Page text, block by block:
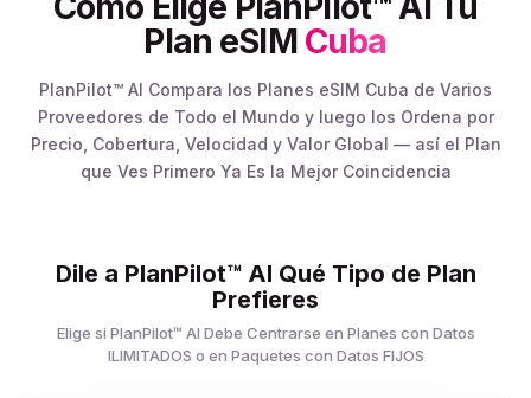
Plan eSIM Cuba
PlanPilot™ AI Compara los Planes eSIM Cuba de Varios
Proveedores de Todo el Mundo y luego los Ordena por
Precio, Cobertura, Velocidad y Valor Global — así el Plan
que Ves Primero Ya Es la Mejor Coincidencia
Dile a PlanPilot™ AI Qué Tipo de Plan
Prefieres
Elige si PlanPilot™ AI Debe Centrarse en Planes con Datos
ILIMITADOS o en Paquetes con Datos FIJOS